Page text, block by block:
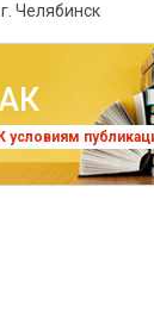
Челябинск
условиям